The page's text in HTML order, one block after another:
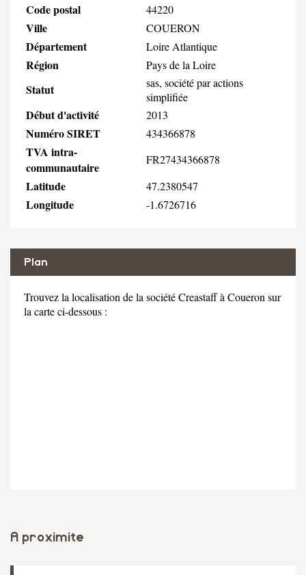
Code postal 44220
Ville COUERON
Département Loire Atlantique
Région Pays de la Loire
Statut
sas, société par actions
simplifiée
Début d'activité 2013
Numéro SIRET 434366878
TVA intra-
communautaire
FR27434366878
Latitude 47.2380547
Longitude -1.6726716
Plan
Trouvez la localisation de la société Creastaff à Coueron sur
la carte ci-dessous :
A proximite